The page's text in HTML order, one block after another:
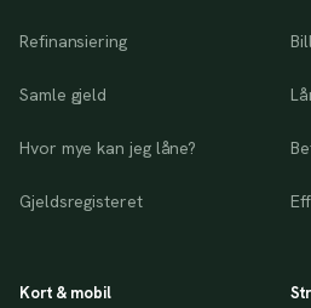
Refinansiering
Samle gjeld
Hvor mye kan jeg låne?
Gjeldsregisteret
Kort & mobil